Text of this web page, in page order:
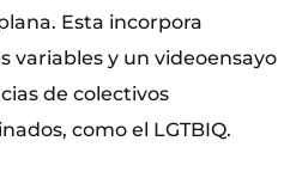
Esta incorpora
variables y un videoensayo
de colectivos
como el LGTBIQ.